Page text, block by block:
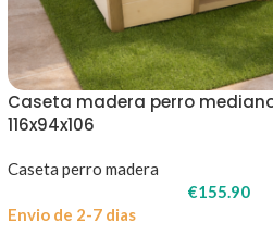
Caseta madera perro
116x94x106
Caseta perro madera
€155.90
Envio de 2-7 dias